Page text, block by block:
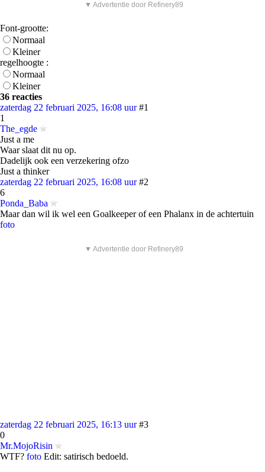
▼ Advertentie door Refinery89
Font-grootte:
Normaal
Kleiner
regelhoogte :
Normaal
Kleiner
36 reacties
zaterdag 22 februari 2025, 16:08 uur #1
1
The_egde
Just a me
Waar slaat dit nu op.
Dadelijk ook een verzekering ofzo
Just a thinker
zaterdag 22 februari 2025, 16:08 uur #2
6
Ponda_Baba
Maar dan wil ik wel een Goalkeeper of een Phalanx in de achtertuin
foto
▼ Advertentie door Refinery89
zaterdag 22 februari 2025, 16:13 uur #3
0
Mr.MojoRisin
WTF? foto Edit: satirisch bedoeld.